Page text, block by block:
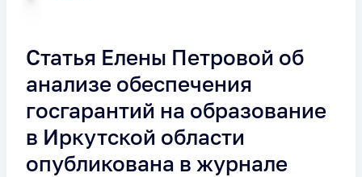
Статья Елены Петровой об
анализе обеспечения
госгарантий на образование
в Иркутской области
опубликована в журнале